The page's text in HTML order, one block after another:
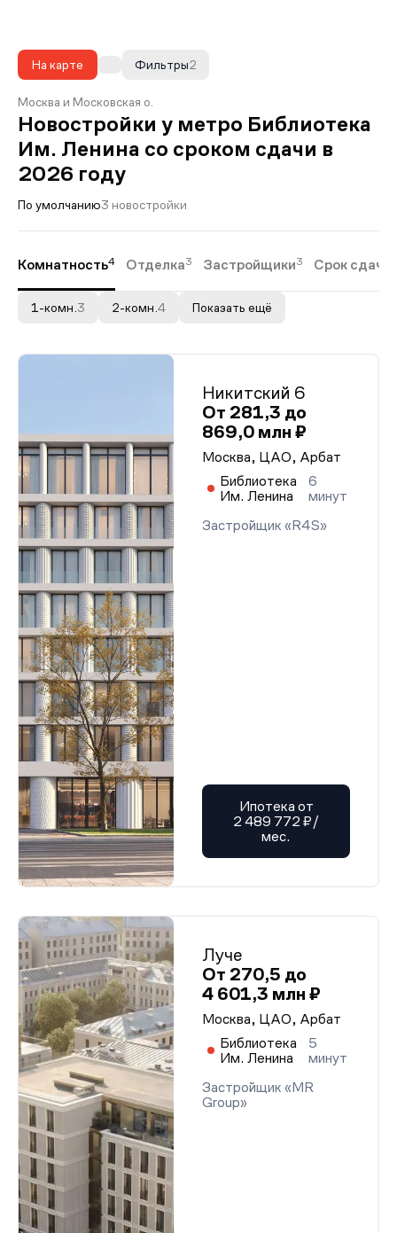
На карте 2
Фильтры
Москва и Московская о.
Новостройки у метро Библиотека
Им. Ленина со сроком сдачи в
2026 году
По умолчанию3 новостройки
Комнатность4 Отделка3 Застройщики3 Срок сдачи
1-комн. 3 2-комн. 4 Показать ещё
Никитский 6
От 281,3 до
869,0 млн ₽
Москва, ЦАО, Арбат
Библиотека
Им. Ленина
6
минут
Застройщик «R4S»
Ипотека от
2 489 772 ₽/
мес.
Луче
От 270,5 до
4 601,3 млн ₽
Москва, ЦАО, Арбат
Библиотека
Им. Ленина
5
минут
Застройщик «MR
Group»